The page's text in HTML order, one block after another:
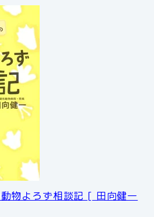
物よろず相談記 [ 田向健一